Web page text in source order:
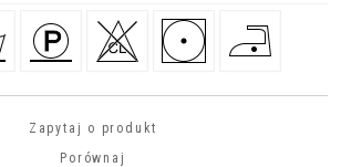
Zapytaj o produkt
Porównaj